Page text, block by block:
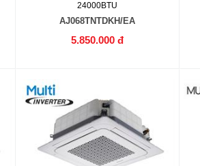
24000BTU
AJ068TNTDKH/EA
5.850.000 đ